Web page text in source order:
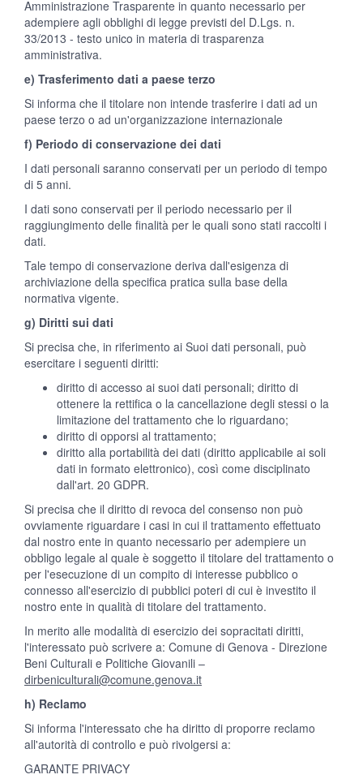
Amministrazione Trasparente in quanto necessario per
adempiere agli obblighi di legge previsti del D.Lgs. n.
33/2013 - testo unico in materia di trasparenza
amministrativa.
e) Trasferimento dati a paese terzo
Si informa che il titolare non intende trasferire i dati ad un
paese terzo o ad un'organizzazione internazionale
f) Periodo di conservazione dei dati
I dati personali saranno conservati per un periodo di tempo
di 5 anni.
I dati sono conservati per il periodo necessario per il
raggiungimento delle finalità per le quali sono stati raccolti i
dati.
Tale tempo di conservazione deriva dall'esigenza di
archiviazione della specifica pratica sulla base della
normativa vigente.
g) Diritti sui dati
Si precisa che, in riferimento ai Suoi dati personali, può
esercitare i seguenti diritti:
diritto di accesso ai suoi dati personali; diritto di
ottenere la rettifica o la cancellazione degli stessi o la
limitazione del trattamento che lo riguardano;
diritto di opporsi al trattamento;
diritto alla portabilità dei dati (diritto applicabile ai soli
dati in formato elettronico), così come disciplinato
dall'art. 20 GDPR.
Si precisa che il diritto di revoca del consenso non può
ovviamente riguardare i casi in cui il trattamento effettuato
dal nostro ente in quanto necessario per adempiere un
obbligo legale al quale è soggetto il titolare del trattamento o
per l'esecuzione di un compito di interesse pubblico o
connesso all'esercizio di pubblici poteri di cui è investito il
nostro ente in qualità di titolare del trattamento.
In merito alle modalità di esercizio dei sopracitati diritti,
l'interessato può scrivere a: Comune di Genova - Direzione
Beni Culturali e Politiche Giovanili –
dirbeniculturali@comune.genova.it
h) Reclamo
Si informa l'interessato che ha diritto di proporre reclamo
all'autorità di controllo e può rivolgersi a:
GARANTE PRIVACY